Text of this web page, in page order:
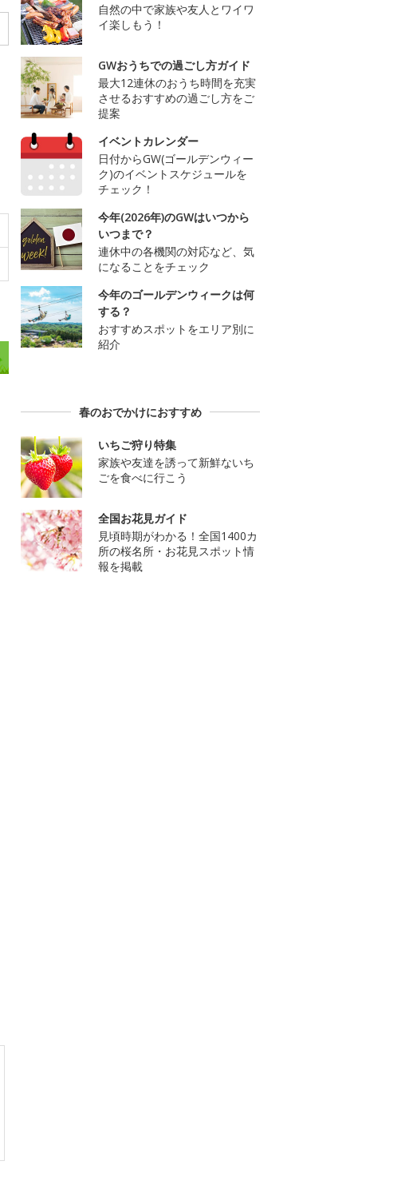
自然の中で家族や友人とワイワ
イ楽しもう！
GWおうちでの過ごし方ガイド
最大12連休のおうち時間を充実
させるおすすめの過ごし方をご
提案
イベントカレンダー
日付からGW(ゴールデンウィー
ク)のイベントスケジュールを
チェック！
今年(2026年)のGWはいつから
いつまで？
連休中の各機関の対応など、気
になることをチェック
今年のゴールデンウィークは何
する？
おすすめスポットをエリア別に
紹介
春のおでかけにおすすめ
いちご狩り特集
家族や友達を誘って新鮮ないち
ごを食べに行こう
全国お花見ガイド
見頃時期がわかる！全国1400カ
所の桜名所・お花見スポット情
報を掲載